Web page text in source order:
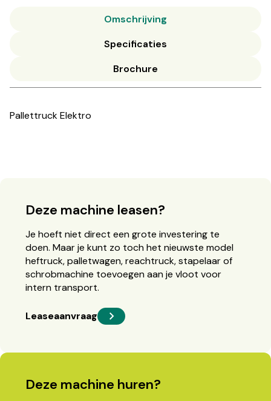
Omschrijving
Specificaties
Brochure
Pallettruck Elektro
Deze machine leasen?
Je hoeft niet direct een grote investering te
doen. Maar je kunt zo toch het nieuwste model
heftruck, palletwagen, reachtruck, stapelaar of
schrobmachine toevoegen aan je vloot voor
intern transport.
Leaseaanvraag
Deze machine huren?